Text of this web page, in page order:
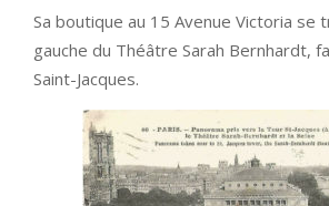
Sa boutique au 15 Avenue Victoria se
gauche du Théâtre Sarah Bernhardt,
Saint-Jacques.